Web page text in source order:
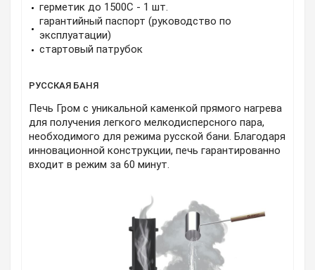
герметик до 1500С - 1 шт.
гарантийный паспорт (руководство по
эксплуатации)
стартовый патрубок
РУССКАЯ БАНЯ
Печь Гром с уникальной каменкой прямого нагрева
для получения легкого мелкодисперсного пара,
необходимого для режима русской бани. Благодаря
инновационной конструкции, печь гарантированно
входит в режим за 60 минут.